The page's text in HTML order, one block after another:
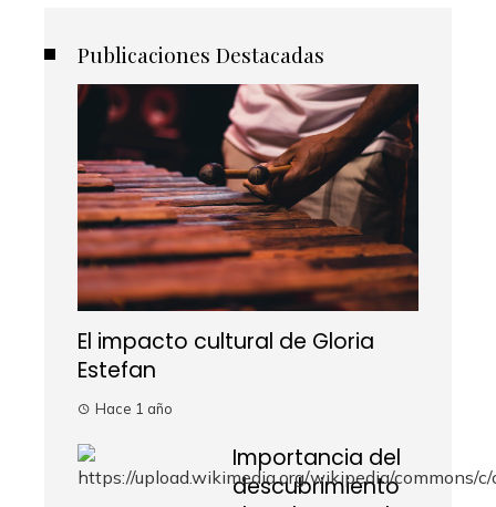
Publicaciones Destacadas
El impacto cultural de Gloria
Estefan
Hace 1 año
Importancia del
descubrimiento